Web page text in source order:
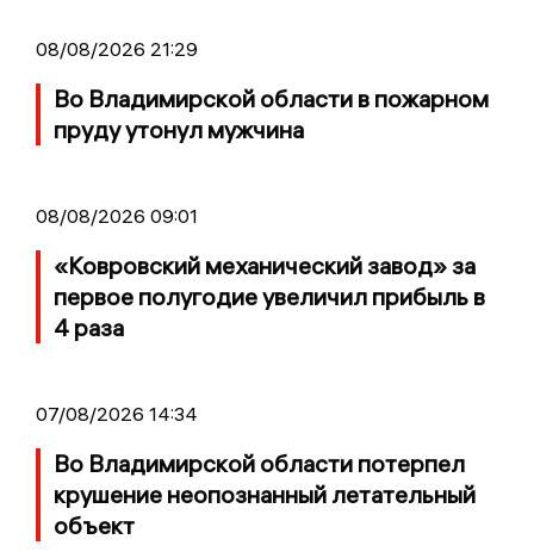
08/08/2026 21:29
Во Владимирской области в пожарном
пруду утонул мужчина
08/08/2026 09:01
«Ковровский механический завод» за
первое полугодие увеличил прибыль в
4 раза
07/08/2026 14:34
Во Владимирской области потерпел
крушение неопознанный летательный
объект